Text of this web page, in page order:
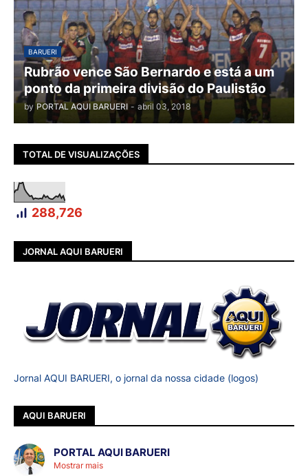
BARUERI
Rubrão vence São Bernardo e está a um
ponto da primeira divisão do Paulistão
by PORTAL AQUI BARUERI - abril 03, 2018
TOTAL DE VISUALIZAÇÕES
288,726
JORNAL AQUI BARUERI
Jornal AQUI BARUERI, o jornal da nossa cidade (logos)
AQUI BARUERI
PORTAL AQUI BARUERI
Mostrar mais